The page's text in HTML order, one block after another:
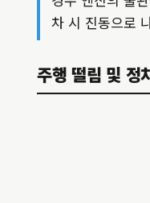
차 시 진동으로
주행 떨림 및 정